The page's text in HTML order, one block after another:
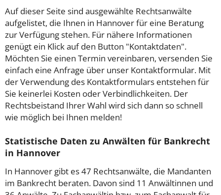
Auf dieser Seite sind ausgewählte Rechtsanwälte
aufgelistet, die Ihnen in Hannover für eine Beratung
zur Verfügung stehen. Für nähere Informationen
genügt ein Klick auf den Button "Kontaktdaten".
Möchten Sie einen Termin vereinbaren, versenden Sie
einfach eine Anfrage über unser Kontaktformular. Mit
der Verwendung des Kontaktformulars entstehen für
Sie keinerlei Kosten oder Verbindlichkeiten. Der
Rechtsbeistand Ihrer Wahl wird sich dann so schnell
wie möglich bei Ihnen melden!
Statistische Daten zu Anwälten für Bankrecht
in Hannover
In Hannover gibt es 47 Rechtsanwälte, die Mandanten
im Bankrecht beraten. Davon sind 11 Anwältinnen und